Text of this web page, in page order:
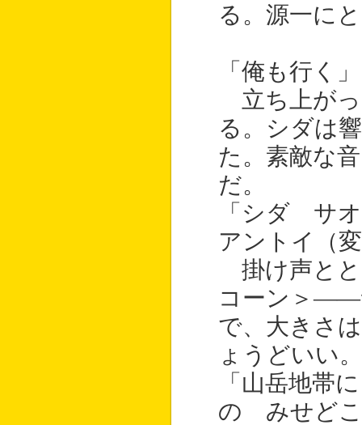
る。源一に
「俺も行く」
立ち上が
る。シダは
た。素敵な
だ。
「シダ サ
アントイ（
掛け声とと
コーン＞――
で、大きさ
ょうどいい。
「山岳地
の みせど